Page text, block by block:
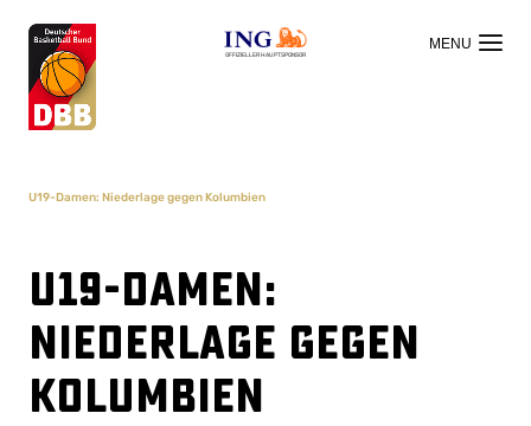
OFFIZIELLER HAUPTSPONSOR
U19-Damen: Niederlage gegen Kolumbien
U19-Damen:
Niederlage gegen
Kolumbien